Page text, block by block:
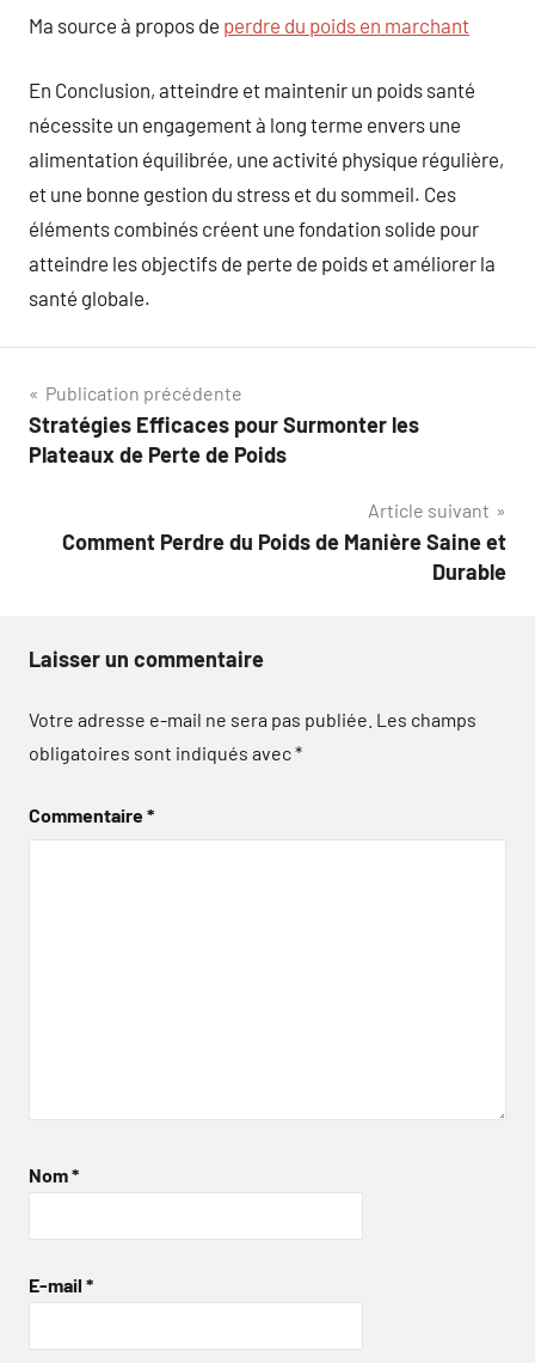
Ma source à propos de perdre du poids en marchant
En Conclusion, atteindre et maintenir un poids santé
nécessite un engagement à long terme envers une
alimentation équilibrée, une activité physique régulière,
et une bonne gestion du stress et du sommeil. Ces
éléments combinés créent une fondation solide pour
atteindre les objectifs de perte de poids et améliorer la
santé globale.
Navigation
de
Publication précédente
Stratégies Efficaces pour Surmonter les
Plateaux de Perte de Poids
Article suivant
Comment Perdre du Poids de Manière Saine et
Durable
Laisser un commentaire
Votre adresse e-mail ne sera pas publiée. Les champs
obligatoires sont indiqués avec*
Commentaire*
Nom*
E-mail *